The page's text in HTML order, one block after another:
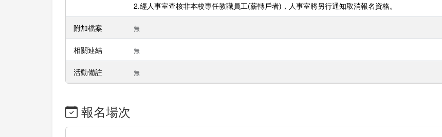
2.經人事室查核非本校專任教職員工(薪轉戶者)，人事室將另行通知取消報名資格。
附加檔案 無
相關連結 無
活動備註 無
報名場次